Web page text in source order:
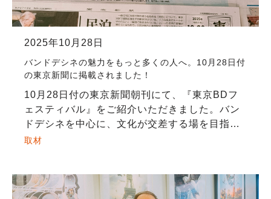
2025年10月28日
バンドデシネの魅力をもっと多くの人へ。10月28日付
の東京新聞に掲載されました！
10月28日付の東京新聞朝刊にて、『東京BDフ
ェスティバル』をご紹介いただきました。バン
ドデシネを中心に、文化が交差する場を目指し
て準備を進めてきた本フェスティバル。記事で
取材